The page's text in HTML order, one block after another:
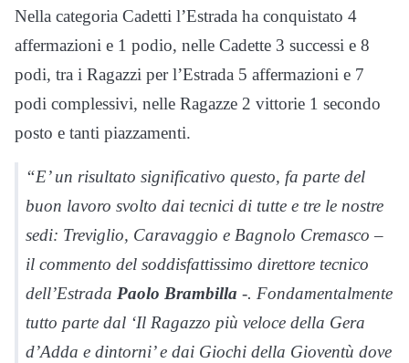
Nella categoria Cadetti l’Estrada ha conquistato 4
affermazioni e 1 podio, nelle Cadette 3 successi e 8
podi, tra i Ragazzi per l’Estrada 5 affermazioni e 7
podi complessivi, nelle Ragazze 2 vittorie 1 secondo
posto e tanti piazzamenti.
“E’ un risultato significativo questo, fa parte del
buon lavoro svolto dai tecnici di tutte e tre le nostre
sedi: Treviglio, Caravaggio e Bagnolo Cremasco –
il commento del soddisfattissimo direttore tecnico
dell’Estrada Paolo Brambilla -. Fondamentalmente
tutto parte dal ‘Il Ragazzo più veloce della Gera
d’Adda e dintorni’ e dai Giochi della Gioventù dove